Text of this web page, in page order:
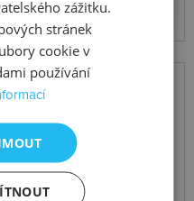
zážitku.
stránek
cookie v
používání